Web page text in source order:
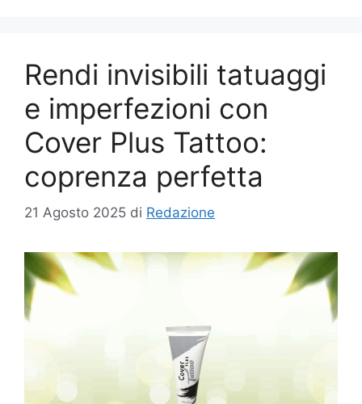
Rendi invisibili tatuaggi
e imperfezioni con
Cover Plus Tattoo:
coprenza perfetta
21 Agosto 2025 di Redazione